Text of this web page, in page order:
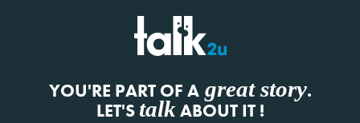
YOU'RE PART OF Agreat story.
LET'S talkABOUT IT !